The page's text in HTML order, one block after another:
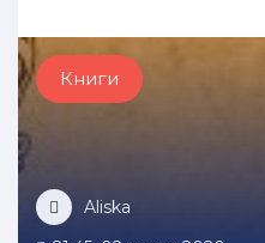
Книги
Aliska